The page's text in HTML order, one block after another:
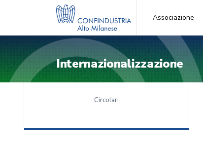
Associazione
Internazionalizzazione
Circolari